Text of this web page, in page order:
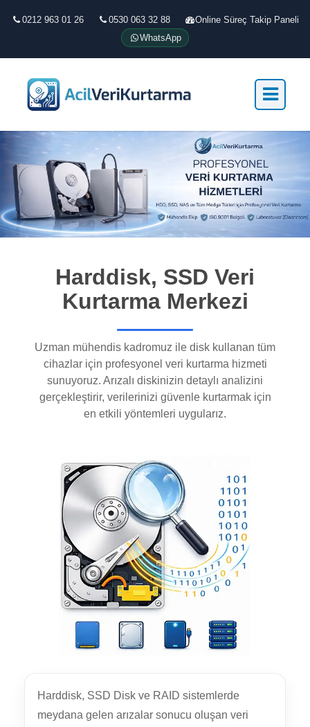
0212 963 01 26 0530 063 32 88
Online Süreç Takip Paneli
WhatsApp
Harddisk, SSD Veri
Kurtarma Merkezi
Uzman mühendis kadromuz ile disk kullanan tüm
cihazlar için profesyonel veri kurtarma hizmeti
sunuyoruz. Arızalı diskinizin detaylı analizini
gerçekleştirir, verilerinizi güvenle kurtarmak için
en etkili yöntemleri uygularız.
Harddisk, SSD Disk ve RAID sistemlerde
meydana gelen arızalar sonucu oluşan veri